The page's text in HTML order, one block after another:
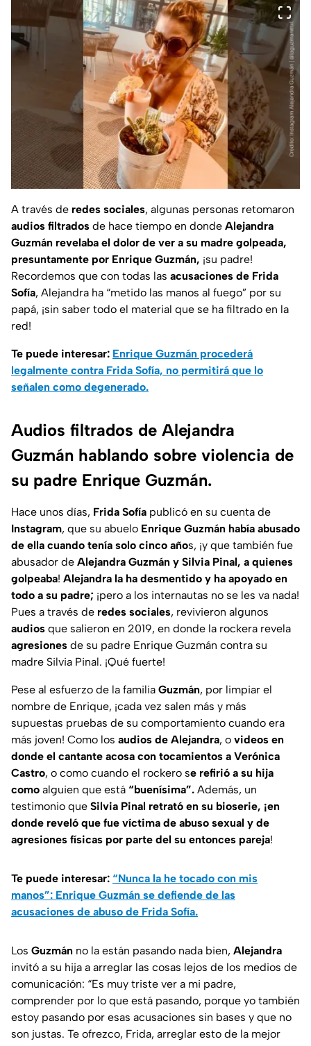
A través de redes sociales, algunas personas retomaron
audios filtrados de hace tiempo en donde Alejandra
Guzmán revelaba el dolor de ver a su madre golpeada,
presuntamente por Enrique Guzmán, ¡su padre!
Recordemos que con todas las acusaciones de Frida
Sofía, Alejandra ha “metido las manos al fuego” por su
papá, ¡sin saber todo el material que se ha filtrado en la
red!
Te puede interesar: Enrique Guzmán procederá
legalmente contra Frida Sofía, no permitirá que lo
señalen como degenerado.
Audios filtrados de Alejandra
Guzmán hablando sobre violencia de
su padre Enrique Guzmán.
Hace unos días, Frida Sofía publicó en su cuenta de
Instagram, que su abuelo Enrique Guzmán había abusado
de ella cuando tenía solo cinco años, ¡y que también fue
abusador de Alejandra Guzmán y Silvia Pinal, a quienes
golpeaba! Alejandra la ha desmentido y ha apoyado en
todo a su padre; ¡pero a los internautas no se les va nada!
Pues a través de redes sociales, revivieron algunos
audios que salieron en 2019, en donde la rockera revela
agresiones de su padre Enrique Guzmán contra su
madre Silvia Pinal. ¡Qué fuerte!
Pese al esfuerzo de la familia Guzmán, por limpiar el
nombre de Enrique, ¡cada vez salen más y más
supuestas pruebas de su comportamiento cuando era
más joven! Como los audios de Alejandra, o videos en
donde el cantante acosa con tocamientos a Verónica
Castro, o como cuando el rockero se refirió a su hija
como alguien que está “buenísima”. Además, un
testimonio que Silvia Pinal retrató en su bioserie, ¡en
donde reveló que fue víctima de abuso sexual y de
agresiones físicas por parte del su entonces pareja!
Te puede interesar: “Nunca la he tocado con mis
manos”: Enrique Guzmán se defiende de las
acusaciones de abuso de Frida Sofía.
Los Guzmán no la están pasando nada bien, Alejandra
invitó a su hija a arreglar las cosas lejos de los medios de
comunicación: “Es muy triste ver a mi padre,
comprender por lo que está pasando, porque yo también
estoy pasando por esas acusaciones sin bases y que no
son justas. Te ofrezco, Frida, arreglar esto de la mejor